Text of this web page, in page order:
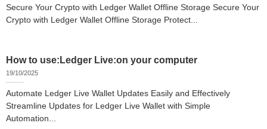
Secure Your Crypto with Ledger Wallet Offline Storage Secure Your
Crypto with Ledger Wallet Offline Storage Protect...
How to use:Ledger Live:on your computer
19/10/2025
Automate Ledger Live Wallet Updates Easily and Effectively
Streamline Updates for Ledger Live Wallet with Simple
Automation...